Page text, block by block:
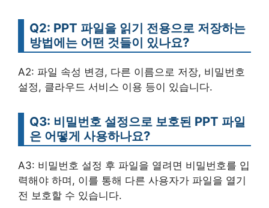
Q2: PPT 파일을 읽기 전용으로 저장하는
방법에는 어떤 것들이 있나요?
A2: 파일 속성 변경, 다른 이름으로 저장, 비밀번호
설정, 클라우드 서비스 이용 등이 있습니다.
Q3: 비밀번호 설정으로 보호된 PPT 파일
은 어떻게 사용하나요?
A3: 비밀번호 설정 후 파일을 열려면 비밀번호를 입
력해야 하며, 이를 통해 다른 사용자가 파일을 열기
전 보호할 수 있습니다.